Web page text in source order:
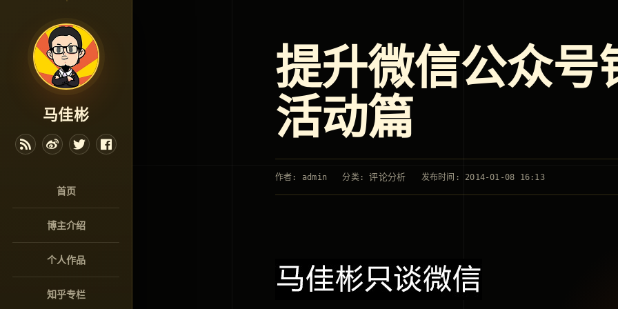
马佳彬
首页
博主介绍
个人作品
知乎专栏
提升微信公众号
活动篇
作者: admin 分类:评论分析 发布时间: 2014-01-08 16:13